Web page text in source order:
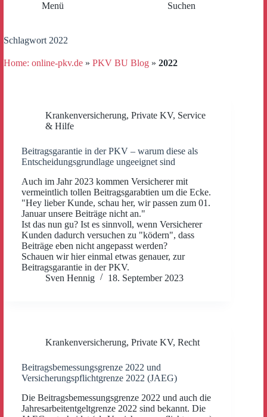
Menü Suchen
Schlagwort 2022
Home: online-pkv.de » PKV BU Blog » 2022
Krankenversicherung, Private KV, Service
& Hilfe
Beitragsgarantie in der PKV – warum diese als
Entscheidungsgrundlage ungeeignet sind
Auch im Jahr 2023 kommen Versicherer mit
vermeintlich tollen Beitragsgarabtien um die Ecke.
"Hey lieber Kunde, schau her, wir passen zum 01.
Januar unsere Beiträge nicht an."
Ist das nun gu? Ist es sinnvoll, wenn Versicherer
Kunden dadurch versuchen zu "ködern", dass
Beiträge eben nicht angepasst werden?
Schauen wir hier einmal etwas genauer, zur
Beitragsgarantie in der PKV.
Sven Hennig
18. September 2023
Krankenversicherung, Private KV, Recht
Beitragsbemessungsgrenze 2022 und
Versicherungspflichtgrenze 2022 (JAEG)
Die Beitragsbemessungsgrenze 2022 und auch die
Jahresarbeitentgeltgrenze 2022 sind bekannt. Die